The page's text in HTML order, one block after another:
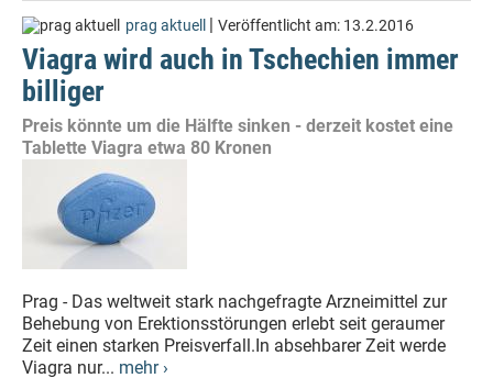
prag aktuell | Veröffentlicht am: 13.2.2016
Viagra wird auch in Tschechien immer
billiger
Preis könnte um die Hälfte sinken - derzeit kostet eine
Tablette Viagra etwa 80 Kronen
Prag - Das weltweit stark nachgefragte Arzneimittel zur
Behebung von Erektionsstörungen erlebt seit geraumer
Zeit einen starken Preisverfall.In absehbarer Zeit werde
Viagra nur... mehr ›